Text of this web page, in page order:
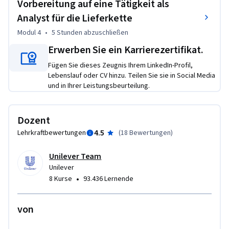
Bestandsverfügbarkeit und -bewegungen überprüfen,
Auffüllpläne erstellen und historische Daten prüfen können.
Planung, Datenerfassung, Validierung, Aggregation und
Finanzkonsolidierung erstellen können.
Erkennen Sie, wie Sie Annahmen mit Szenarien testen
können, um die Entscheidungsfindung bei Prognosen zu
rationalisieren Sie Prozesse. Bereiten Sie sich auf eine Stelle
als Supply Chain Analyst vor.
Vorbereitung auf eine Tätigkeit als
Analyst für die Lieferkette
Modul 4 • 5 Stunden abzuschließen
Erwerben Sie ein Karrierezertifikat.
Fügen Sie dieses Zeugnis Ihrem LinkedIn-Profil,
Lebenslauf oder CV hinzu. Teilen Sie sie in Social Media
und in Ihrer Leistungsbeurteilung.
Dozent
Lehrkraftbewertungen 4.5 (18 Bewertungen)
Unilever Team
Unilever
8 Kurse • 93.436 Lernende
von